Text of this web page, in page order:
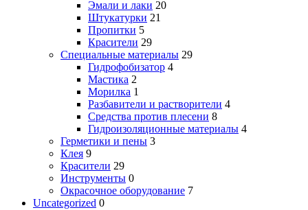
Эмали и лаки 20
Штукатурки 21
Пропитки 5
Красители 29
Специальные материалы 29
Гидрофобизатор 4
Мастика 2
Морилка 1
Разбавители и растворители 4
Средства против плесени 8
Гидроизоляционные материалы 4
Герметики и пены 3
Клея 9
Красители 29
Инструменты 0
Окрасочное оборудование 7
Uncategorized 0